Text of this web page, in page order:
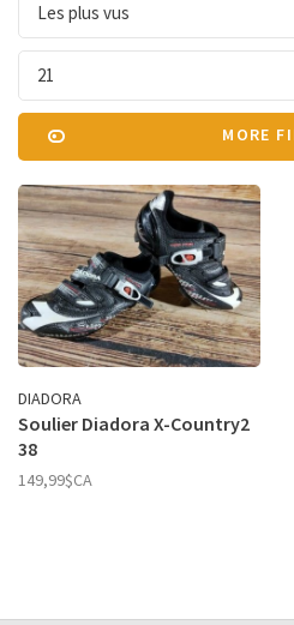
Les plus vus
21
MORE
DIADORA
Soulier Diadora X-Country2
38
149,99$CA